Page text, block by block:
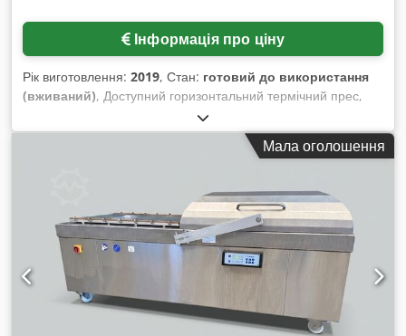
Інформація про ціну
Рік виготовлення: 2019, Стан: готовий до використання
(вживаний), Доступний горизонтальний термічний прес,
вакуумна установка та пакувальна машина Ulma для
пакування м’якої та твердої плівки, призначена для
використання у харчовій промисловості. Довжина рами:
ширина плівки: 420 мм, макс. подача плівки: 360 мм, макс.
глибина формування: 130 мм, макс. діаметр рулону плівки:
350 мм, макс. внутрішній діаметр рулону плівки: 76 мм,
вакуумний насос: Busch R5 RA 0302 D, розміри машини
X/Y/Z: приблизно 1050 мм/5000 мм/1950 мм. У комплекті
рулони твердої та м’якої плівки. Наявна технічна
документація. Можливий огляд на місці. Crsdpfezpywrsx
Мала оголошення